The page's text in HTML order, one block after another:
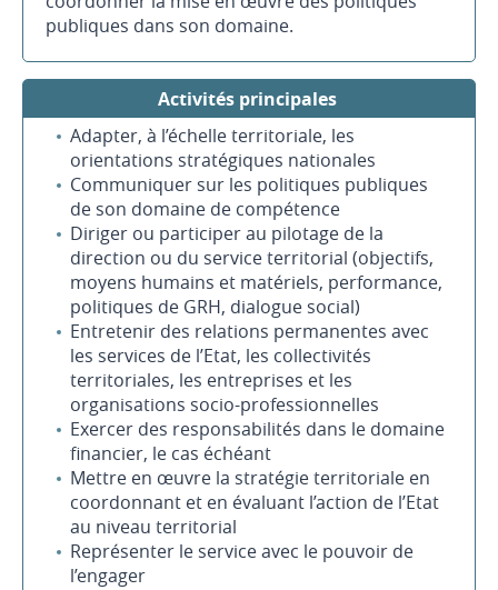
publiques dans son domaine.
Activités principales
Adapter, à l’échelle territoriale, les
orientations stratégiques nationales
Communiquer sur les politiques publiques
de son domaine de compétence
Diriger ou participer au pilotage de la
direction ou du service territorial (objectifs,
moyens humains et matériels, performance,
politiques de GRH, dialogue social)
Entretenir des relations permanentes avec
les services de l’Etat, les collectivités
territoriales, les entreprises et les
organisations socio-professionnelles
Exercer des responsabilités dans le domaine
financier, le cas échéant
Mettre en œuvre la stratégie territoriale en
coordonnant et en évaluant l’action de l’Etat
au niveau territorial
Représenter le service avec le pouvoir de
l’engager